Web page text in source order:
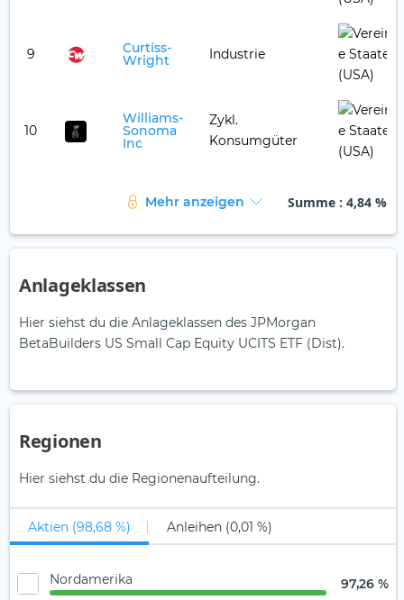
9 Curtiss-
Wright Industrie
10
Williams-
Sonoma
Inc
Zykl.
Konsumgüter
Mehr anzeigen Summe : 4,84 %
Anlageklassen
Hier siehst du die Anlageklassen des JPMorgan
BetaBuilders US Small Cap Equity UCITS ETF (Dist).
Regionen
Hier siehst du die Regionenaufteilung.
Aktien (98,68 %) Anleihen (0,01 %)
Nordamerika 97,26 %